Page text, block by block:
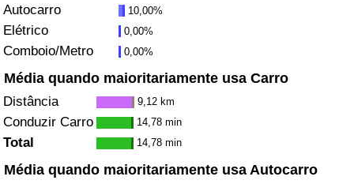
Autocarro 10,00%
Elétrico 0,00%
Comboio/Metro 0,00%
Média quando maioritariamente usa Carro
Distância 9,12 km
Conduzir Carro 14,78 min
Total 14,78 min
Média quando maioritariamente usa Autocarro
Indicador de Saúde por País
Poluição
Indicador de Poluição (Atual)
Índice de poluição